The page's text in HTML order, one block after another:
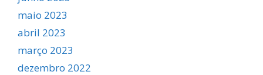
maio 2023
abril 2023
março 2023
dezembro 2022